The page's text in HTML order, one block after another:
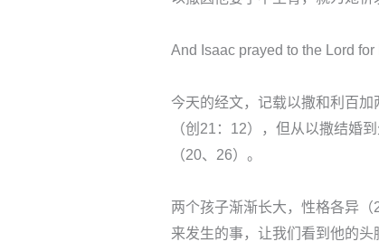
And Isaac prayed to the Lord
今天的经文，记载以撒和利百
（创21：12），但从以撒结婚
（20、26）。
两个孩子渐渐长大，性格各异
来发生的事，让我们看到他的